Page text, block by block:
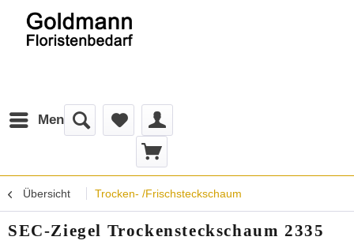
Menü
Übersicht Trocken- /Frischsteckschaum
SEC-Ziegel Trockensteckschaum 2335